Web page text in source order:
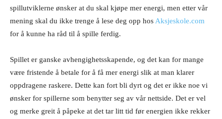
spillutviklerne ønsker at du skal kjøpe mer energi, men etter vår
mening skal du ikke trenge å lese deg opp hos Aksjeskole.com
for å kunne ha råd til å spille ferdig.
Spillet er ganske avhengighetsskapende, og det kan for mange
være fristende å betale for å få mer energi slik at man klarer
oppdragene raskere. Dette kan fort bli dyrt og det er ikke noe vi
ønsker for spillerne som benytter seg av vår nettside. Det er vel
og merke greit å påpeke at det tar litt tid før energien ikke rekker